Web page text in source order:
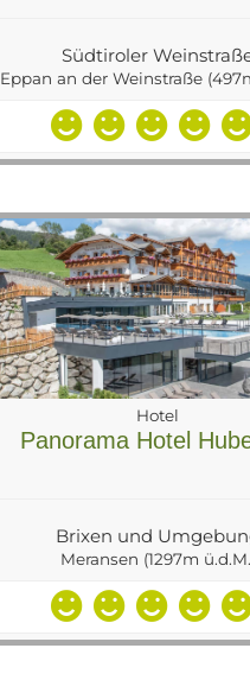
Südtiroler
Eppan an der Weinstraße
Hotel
Panorama Hotel
Brixen und
Meransen (1297m